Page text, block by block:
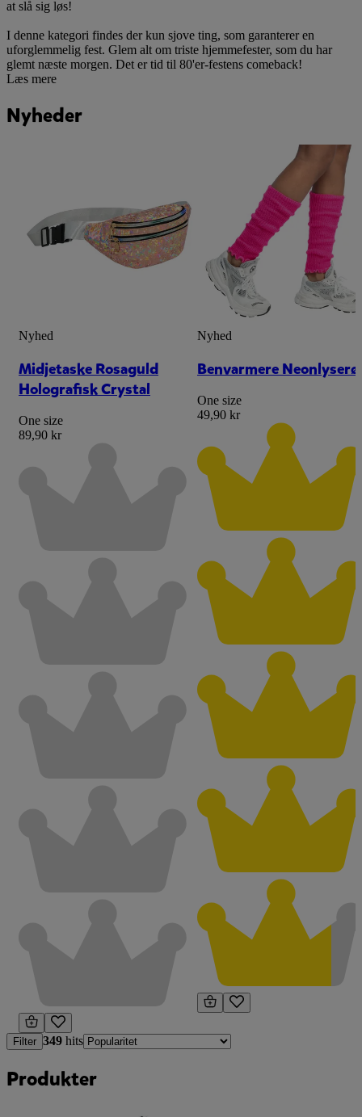
at slå sig løs!
I denne kategori findes der kun sjove ting, som garanterer en
uforglemmelig fest. Glem alt om triste hjemmefester, som du har
glemt næste morgen. Det er tid til 80'er-festens comeback!
Læs mere
Nyheder
Nyhed
Midjetaske Rosaguld
Holografisk Crystal
One size
89,90 kr
Nyhed
Benvarmere
One size
49,90 kr
Filter 349 hits
Produkter